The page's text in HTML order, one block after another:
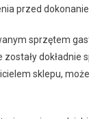
przed
sprzętem
dokładnie
sklepu,